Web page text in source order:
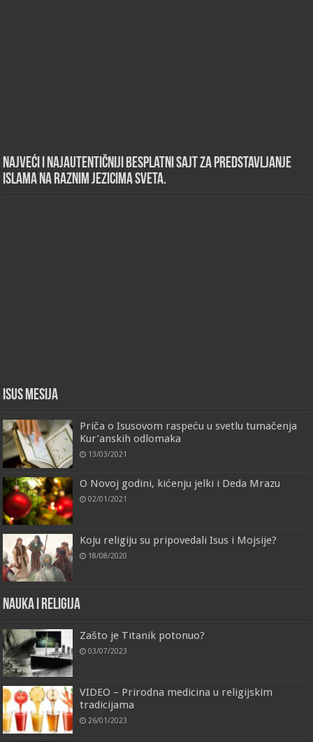
Najveći i najautentičniji besplatni sajt za predstavljanje
islama na raznim jezicima sveta.
Isus Mesija
Priča o Isusovom raspeću u svetlu tumačenja
Kur’anskih odlomaka
13/03/2021
O Novoj godini, kićenju jelki i Deda Mrazu
02/01/2021
Koju religiju su pripovedali Isus i Mojsije?
18/08/2020
Nauka i religija
Zašto je Titanik potonuo?
03/07/2023
VIDEO – Prirodna medicina u religijskim
tradicijama
26/01/2023